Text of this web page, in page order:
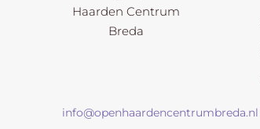
info@openhaardencentrumbreda.nl